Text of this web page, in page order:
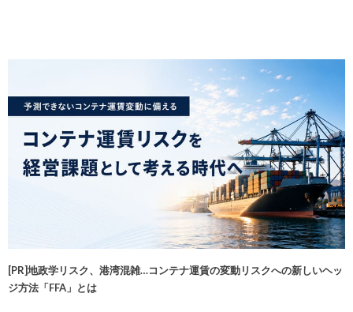
[PR]地政学リスク、港湾混雑…コンテナ運賃の変動リスクへの新しいヘッ
ジ方法「FFA」とは